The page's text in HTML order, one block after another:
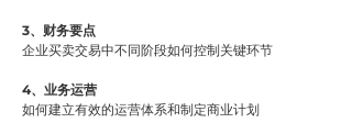
3、财务要点
企业买卖交易中不同阶段如何控制关键环节
4、业务运营
如何建立有效的运营体系和制定商业计划